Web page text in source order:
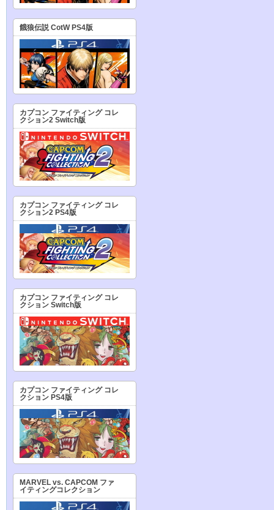
餓狼伝説 CotW PS4版
カプコン ファイティング コレ
クション2 Switch版
カプコン ファイティング コレ
クション2 PS4版
カプコン ファイティング コレ
クション Switch版
カプコン ファイティング コレ
クション PS4版
MARVEL vs. CAPCOM ファ
イティングコレクション